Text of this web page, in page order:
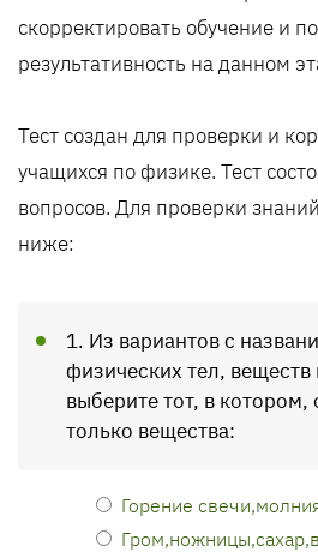
скорректировать обучение и
результативность на данном
Тест создан для проверки и
учащихся по физике. Тест
вопросов. Для проверки
ниже:
1. Из вариантов с
физических тел, веществ
выберите тот, в котором,
только вещества:
Горение